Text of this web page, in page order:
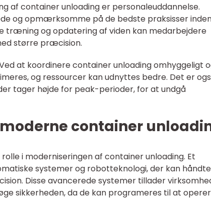
af container unloading er personaleuddannelse.
og opmærksomme på de bedste praksisser
træning og opdatering af viden kan medarbejdere
større præcision.
at koordinere container unloading omhyggeligt
og ressourcer kan udnyttes bedre. Det er
tager højde for peak-perioder, for at undgå
container
i moderniseringen af container unloading. Et
systemer og robotteknologi, der kan
Disse avancerede systemer tillader
sikkerheden, da de kan programeres til at